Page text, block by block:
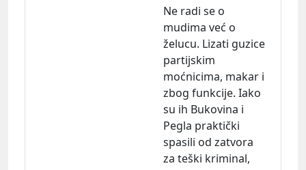
Ne radi se o
mudima već o
želucu. Lizati guzice
partijskim
moćnicima, makar i
zbog funkcije. Iako
su ih Bukovina i
Pegla praktički
spasili od zatvora
za teški kriminal,